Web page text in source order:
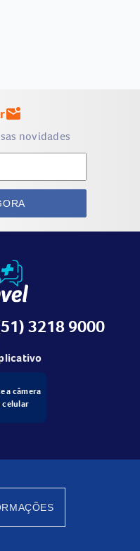
mark_email_unread
novidades
3218 9000
a câmera
celular